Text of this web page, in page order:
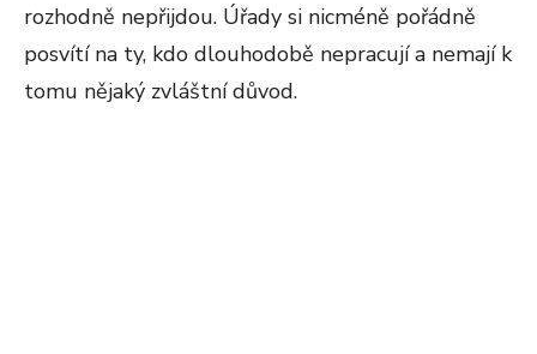
rozhodně nepřijdou. Úřady si nicméně pořádně
posvítí na ty, kdo dlouhodobě nepracují a nemají k
tomu nějaký zvláštní důvod.